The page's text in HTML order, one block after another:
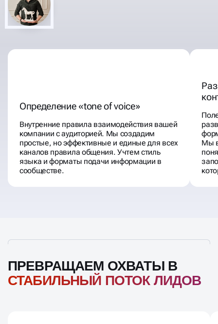
Определение «tone of voice»
Внутренние правила взаимодействия вашей
компании с аудиторией. Мы создадим
простые, но эффективные и единые для всех
каналов правила общения. Учтем стиль
языка и форматы подачи информации в
сообществе.
Мы
ПРЕВРАЩАЕМ ОХВАТЫ В
СТАБИЛЬНЫЙ ПОТОК ЛИДОВ